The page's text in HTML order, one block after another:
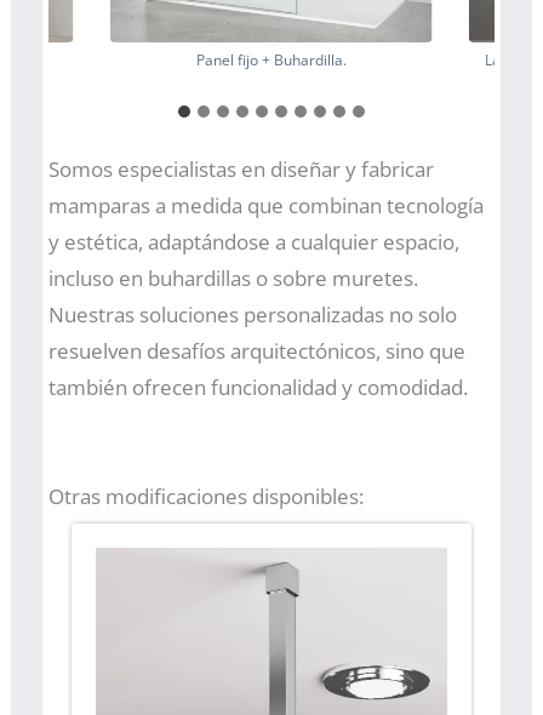
Panel fijo + Buhardilla. Lateral
Somos especialistas en diseñar y fabricar
mamparas a medida que combinan tecnología
y estética, adaptándose a cualquier espacio,
incluso en buhardillas o sobre muretes.
Nuestras soluciones personalizadas no solo
resuelven desafíos arquitectónicos, sino que
también ofrecen funcionalidad y comodidad.
Otras modificaciones disponibles: